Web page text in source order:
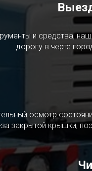
и средства,
дорогу в черте
осмотр
за закрытой крышки,